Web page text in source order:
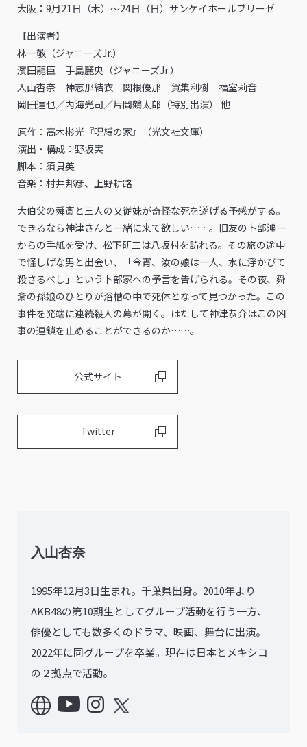
大阪：9月21日（木）〜24日（日）サンケイホールブリーゼ
【出演者】
林一敬（ジャニーズJr.）
濱田龍臣 手島麗央（ジャニーズJr.）
入山杏奈 神志那結衣 関根優那 賀集利樹 福室莉音
岡田達也／内海光司／片岡鶴太郎（特別出演） 他
原作：高木彬光『呪縛の家』（光文社文庫）
演出・構成：野坂実
脚本：須貝英
音楽：村井邦彦、上野耕路
大伯父の舜斎と三人の又従妹が奇怪な死を遂げる予感がする。
できるなら神津さんと一緒に来て欲しい……。旧友の卜部鴻一
からの手紙を受け、松下研三は八坂村を訪れる。その旅の途中
で怪しげな男と出会い、「今宵、汝の娘は⼀⼈、⽔に浮かびて
殺さるべし」という卜部家への予⾔を告げられる。その夜、舜
斎の孫娘のひとりが浴槽の中で死体となって見つかった。この
事件を発端に連続殺人の幕が開く。はたして神津恭介はこの凶
事の連鎖を止めることができるのか……。
公式サイト
Twitter
入山杏奈
1995年12月3日生まれ。千葉県出身。2010年より
AKB48の第10期生としてグループ活動を行う一方、
俳優としても数多くのドラマ、映画、舞台に出演。
2022年に同グループを卒業。現在は日本とメキシコ
の２拠点で活動。